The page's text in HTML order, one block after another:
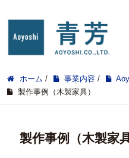
ホーム / 事業内容 /
製作事例（木製家具）
製作事例（木製家具